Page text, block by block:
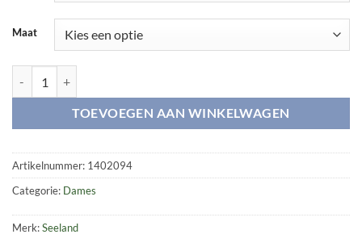
Maat
TOEVOEGEN AAN WINKELWAGEN
Artikelnummer: 1402094
Categorie: Dames
Merk:Seeland